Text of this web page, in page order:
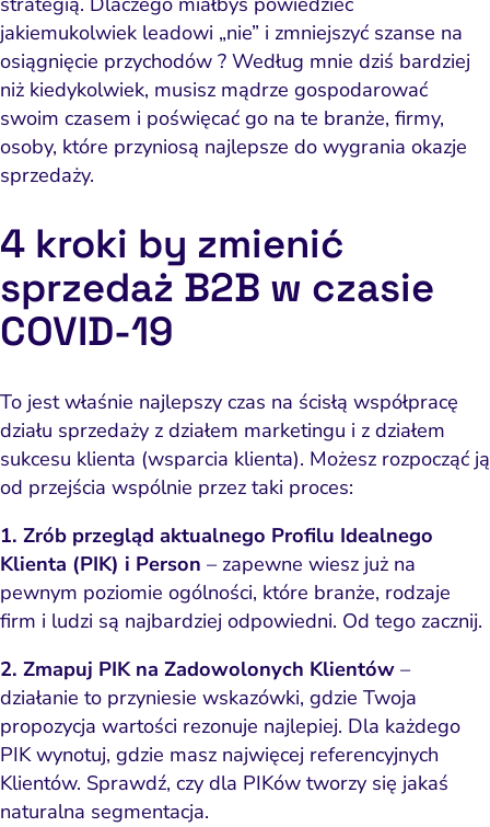
i budowanie popytu
i pozycjonowanie
Strona i konwersja
Pomiar i atrybucja
CRM i obsługa leadów
Ryzyko i zgodność
Wybierz
Analityka i atrybucja
i kontrola ryzyka
Content marketing
E-mail marketing
HubSpot
automation i CRM
konwersji
Pozycjonowanie marki
PPC i kampanie płatne
SEO
media marketing
internetowe i landing
page
Outsourcing IT
Software House
Napraw utratę
Napraw
Napraw
jakiemukolwiek leadowi „nie” i zmniejszyć szanse na
osiągnięcie przychodów ? Według mnie dziś bardziej
niż kiedykolwiek, musisz mądrze gospodarować
swoim czasem i poświęcać go na te branże, firmy,
osoby, które przyniosą najlepsze do wygrania okazje
sprzedaży.
4 kroki by zmienić
sprzedaż B2B w czasie
COVID-19
To jest właśnie najlepszy czas na ścisłą współpracę
działu sprzedaży z działem marketingu i z działem
sukcesu klienta (wsparcia klienta). Możesz rozpocząć ją
od przejścia wspólnie przez taki proces:
1. Zrób przegląd aktualnego Profilu Idealnego
Klienta (PIK) i Person – zapewne wiesz już na
pewnym poziomie ogólności, które branże, rodzaje
firm i ludzi są najbardziej odpowiedni. Od tego zacznij.
2. Zmapuj PIK na Zadowolonych Klientów –
działanie to przyniesie wskazówki, gdzie Twoja
propozycja wartości rezonuje najlepiej. Dla każdego
PIK wynotuj, gdzie masz najwięcej referencyjnych
Klientów. Sprawdź, czy dla PIKów tworzy się jakaś
naturalna segmentacja.